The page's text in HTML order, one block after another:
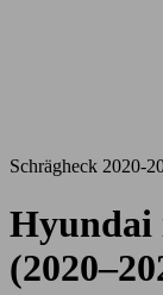
Schrägheck 2020-
Hyundai